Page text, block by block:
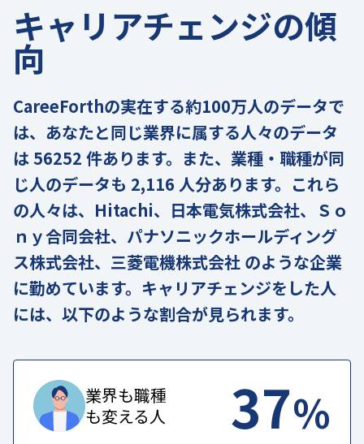
キャリアチェンジの傾
向
CareeForthの実在する約100万人のデータで
は、あなたと同じ業界に属する人々のデータ
は 56252 件あります。また、業種・職種が同
じ人のデータも 2,116 人分あります。これら
の人々は、Hitachi、日本電気株式会社、Ｓｏ
ｎｙ合同会社、パナソニックホールディング
ス株式会社、三菱電機株式会社 のような企業
に勤めています。キャリアチェンジをした人
には、以下のような割合が見られます。
業界も職種
も変える人
37%